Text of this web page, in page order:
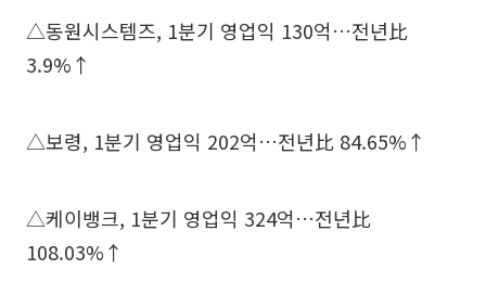
△동원시스템즈, 1분기 영업익 130억…전년比
3.9%↑
△보령, 1분기 영업익 202억…전년比 84.65%↑
△케이뱅크, 1분기 영업익 324억…전년比
108.03%↑